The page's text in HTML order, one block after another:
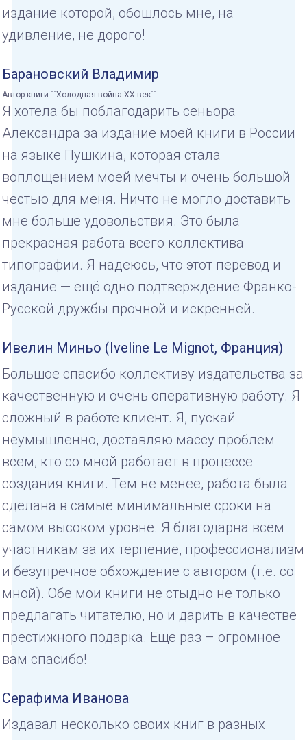
издание которой, обошлось мне, на
удивление, не дорого!
Барановский Владимир
Автор книги ``Холодная война XX век``
Я хотела бы поблагодарить сеньора
Александра за издание моей книги в России
на языке Пушкина, которая стала
воплощением моей мечты и очень большой
честью для меня. Ничто не могло доставить
мне больше удовольствия. Это была
прекрасная работа всего коллектива
типографии. Я надеюсь, что этот перевод и
издание — ещё одно подтверждение Франко-
Русской дружбы прочной и искренней.
Ивелин Миньо (Iveline Le Mignot, Франция)
Большое спасибо коллективу издательства за
качественную и очень оперативную работу. Я
сложный в работе клиент. Я, пускай
неумышленно, доставляю массу проблем
всем, кто со мной работает в процессе
создания книги. Тем не менее, работа была
сделана в самые минимальные сроки на
самом высоком уровне. Я благодарна всем
участникам за их терпение, профессионализм
и безупречное обхождение с автором (т.е. со
мной). Обе мои книги не стыдно не только
предлагать читателю, но и дарить в качестве
престижного подарка. Ещё раз – огромное
вам спасибо!
Серафима Иванова
Издавал несколько своих книг в разных